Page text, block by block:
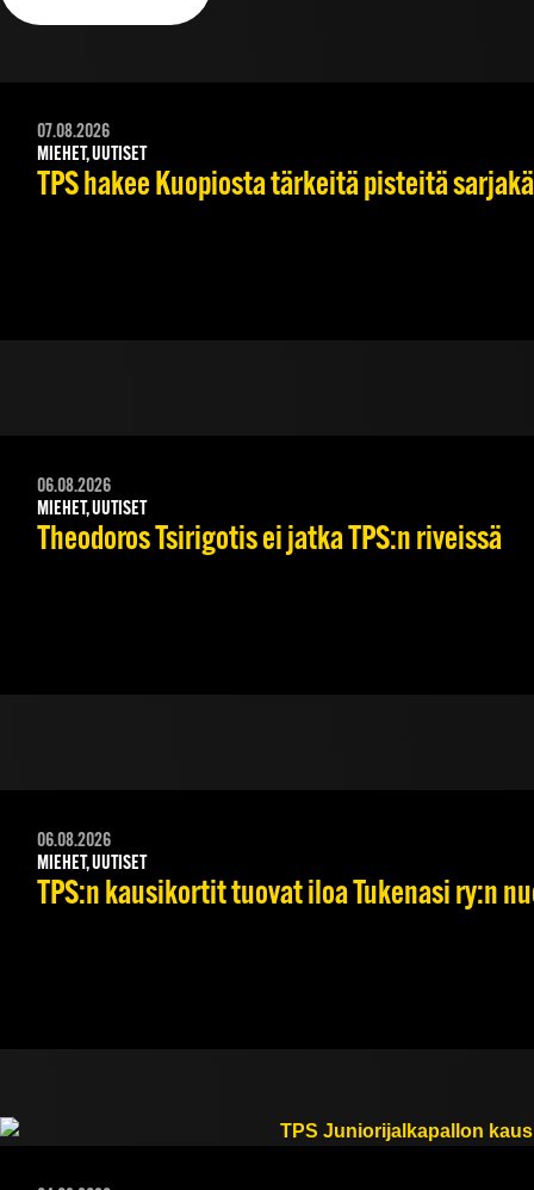
07.08.2026
MIEHET, UUTISET
TPS hakee Kuopiosta tärkeitä pisteitä
06.08.2026
MIEHET, UUTISET
Theodoros Tsirigotis ei jatka TPS:n riveissä
06.08.2026
MIEHET, UUTISET
TPS:n kausikortit tuovat iloa Tukenasi ry:n